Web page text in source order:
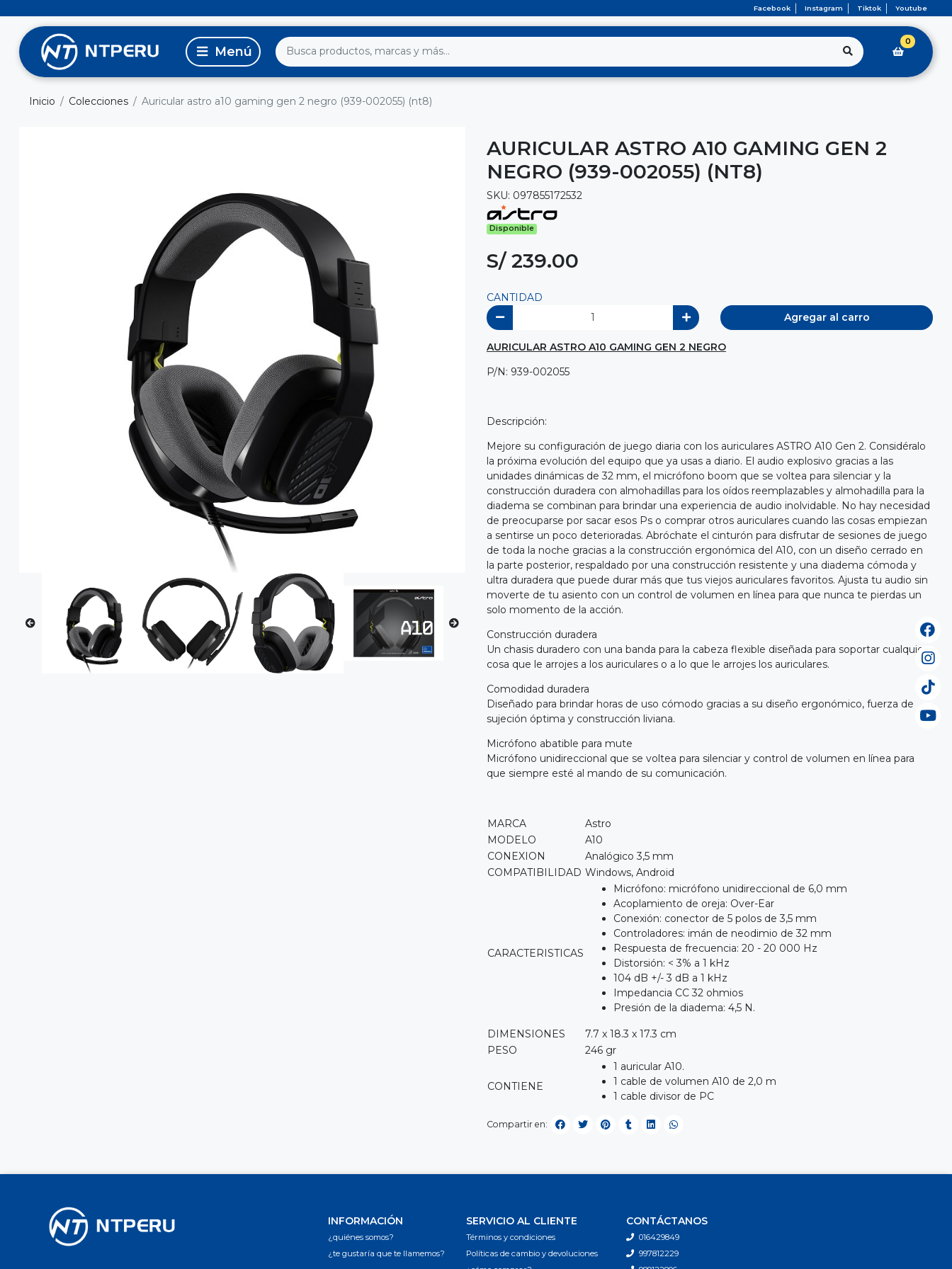
Facebook Instagram Tiktok Youtube
0
Inicio Colecciones Auricular astro a10 gaming gen 2 negro (939-002055) (nt8)
AURICULAR ASTRO A10 GAMING GEN 2
NEGRO (939-002055) (NT8)
SKU: 097855172532
Disponible
S/ 239.00
CANTIDAD
Agregar al carro
AURICULAR ASTRO A10 GAMING GEN 2 NEGRO
P/N: 939-002055
Descripción:
Mejore su configuración de juego diaria con los auriculares ASTRO A10 Gen 2. Considéralo
la próxima evolución del equipo que ya usas a diario. El audio explosivo gracias a las
unidades dinámicas de 32 mm, el micrófono boom que se voltea para silenciar y la
construcción duradera con almohadillas para los oídos reemplazables y almohadilla para la
diadema se combinan para brindar una experiencia de audio inolvidable. No hay necesidad
de preocuparse por sacar esos Ps o comprar otros auriculares cuando las cosas empiezan
a sentirse un poco deterioradas. Abróchate el cinturón para disfrutar de sesiones de juego
de toda la noche gracias a la construcción ergonómica del A10, con un diseño cerrado en
la parte posterior, respaldado por una construcción resistente y una diadema cómoda y
ultra duradera que puede durar más que tus viejos auriculares favoritos. Ajusta tu audio sin
moverte de tu asiento con un control de volumen en línea para que nunca te pierdas un
solo momento de la acción.
Construcción duradera
Un chasis duradero con una banda para la cabeza flexible diseñada para soportar cualquier
cosa que le arrojes a los auriculares o a lo que le arrojes los auriculares.
Comodidad duradera
Diseñado para brindar horas de uso cómodo gracias a su diseño ergonómico, fuerza de
sujeción óptima y construcción liviana.
Micrófono abatible para mute
Micrófono unidireccional que se voltea para silenciar y control de volumen en línea para
que siempre esté al mando de su comunicación.
MARCA
Astro
MODELO
A10
CONEXION
Analógico 3,5 mm
COMPATIBILIDAD Windows, Android
CARACTERISTICAS
Micrófono: micrófono unidireccional de 6,0 mm
Acoplamiento de oreja: Over-Ear
Conexión: conector de 5 polos de 3,5 mm
Controladores: imán de neodimio de 32 mm
Respuesta de frecuencia: 20 - 20 000 Hz
Distorsión: < 3% a 1 kHz
104 dB +/- 3 dB a 1 kHz
Impedancia CC 32 ohmios
Presión de la diadema: 4,5 N.
DIMENSIONES
7.7 x 18.3 x 17.3 cm
PESO
246 gr
CONTIENE
1 auricular A10.
1 cable de volumen A10 de 2,0 m
1 cable divisor de PC
Compartir en:
INFORMACIÓN
¿quiénes somos?
¿te gustaría que te llamemos?
SERVICIO AL CLIENTE
Términos y condiciones
Políticas de cambio y devoluciones
CONTÁCTANOS
016429849
997812229